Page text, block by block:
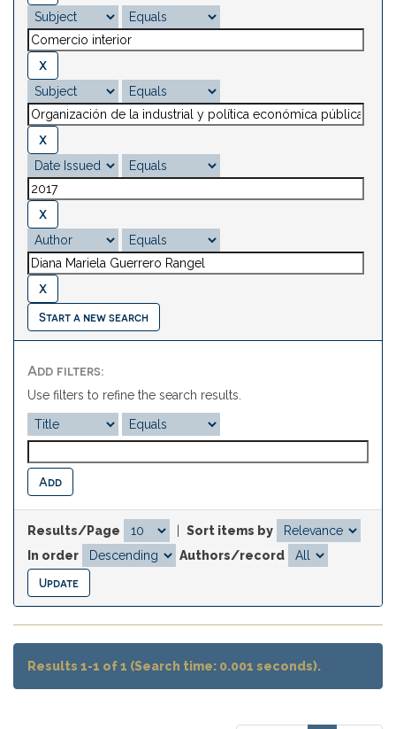
Start a new search
Add filters:
Use filters to refine the search results.
Results/Page
Sort items by
In order
Authors/record
Results 1-1 of 1 (Search time: 0.001 seconds).